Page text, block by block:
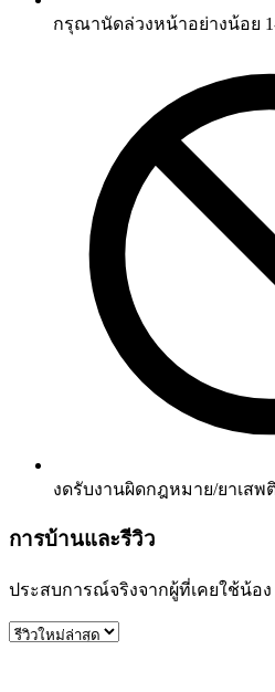
กรุณานัดล่วงหน้าอย่างน้อย
งดรับงานผิดกฎหมาย/ยาเสพ
การบ้านและรีวิว
ประสบการณ์จริงจากผู้ที่เคยใช้น้อง